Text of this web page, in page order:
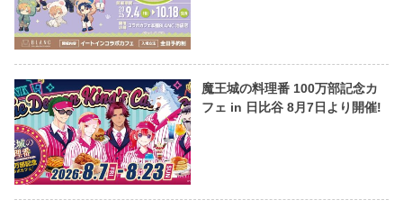
魔王城の料理番 100万部記念カ
フェ in 日比谷 8月7日より開催!